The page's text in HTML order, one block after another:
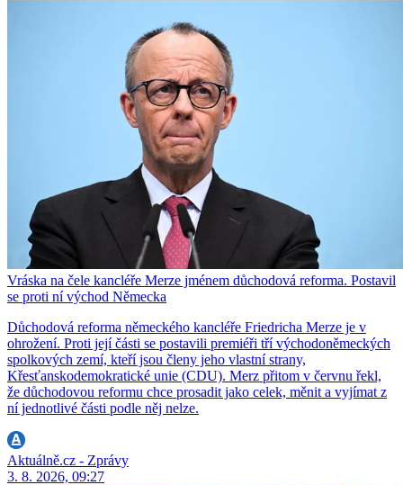
Vráska na čele kancléře Merze jménem důchodová reforma. Postavil
se proti ní východ Německa
Důchodová reforma německého kancléře Friedricha Merze je v
ohrožení. Proti její části se postavili premiéři tří východoněmeckých
spolkových zemí, kteří jsou členy jeho vlastní strany,
Křesťanskodemokratické unie (CDU). Merz přitom v červnu řekl,
že důchodovou reformu chce prosadit jako celek, měnit a vyjímat z
ní jednotlivé části podle něj nelze.
Aktuálně.cz - Zprávy
3. 8. 2026, 09:27